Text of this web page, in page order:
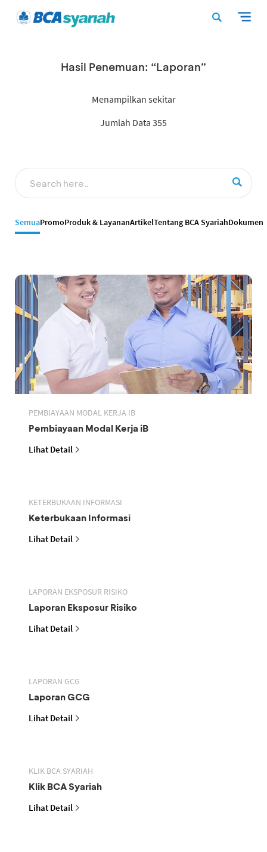
Hasil Penemuan: “Laporan”
Menampilkan sekitar
Jumlah Data 355
SemuaPromoProduk & LayananArtikelTentang BCA SyariahDokumen
PEMBIAYAAN MODAL KERJA IB
Pembiayaan Modal Kerja iB
Lihat Detail
KETERBUKAAN INFORMASI
Keterbukaan Informasi
Lihat Detail
LAPORAN EKSPOSUR RISIKO
Laporan Eksposur Risiko
Lihat Detail
LAPORAN GCG
Laporan GCG
Lihat Detail
KLIK BCA SYARIAH
Klik BCA Syariah
Lihat Detail